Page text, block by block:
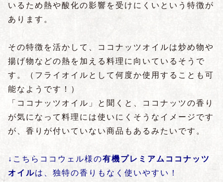
いるため熱や酸化の影響を受けにくいという特徴が
あります。
その特徴を活かして、ココナッツオイルは炒め物や
揚げ物などの熱を加える料理に向いているそうで
す。（フライオイルとして何度か使用することも可
能なようです！）
「ココナッツオイル」と聞くと、ココナッツの香り
が気になって料理には使いにくそうなイメージです
が、香りが付いていない商品もあるみたいです。
↓こちらココウェル様の有機プレミアムココナッツ
オイルは、独特の香りもなく使いやすい！